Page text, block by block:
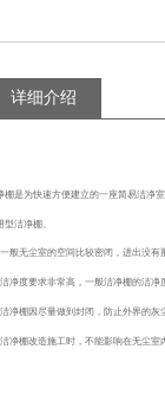
详细介绍
棚是为快速方便建立的一座简易洁净
型洁净棚。
一般无尘室的空间比较密闭，进出没
净度要求非常高，一般洁净棚的洁
净棚因尽量做到封闭，防止外界的
净棚改造施工时，不能影响在无尘室